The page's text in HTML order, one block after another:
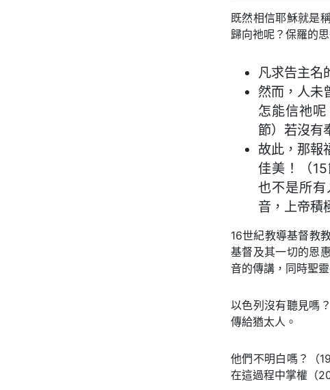
既然相信耶穌就是
歸向祂呢？保羅的
凡求告主名
然而，人未
怎能信祂
節）若沒有
故此，那報
佳美！（
也不是所
音，上帝積
16世紀教導基督教
基督及其一切的恩
音的傳講，同時聖
以色列沒有聽見嗎
傳給猶太人。
他們不明白嗎？（
在這過程中掌權（